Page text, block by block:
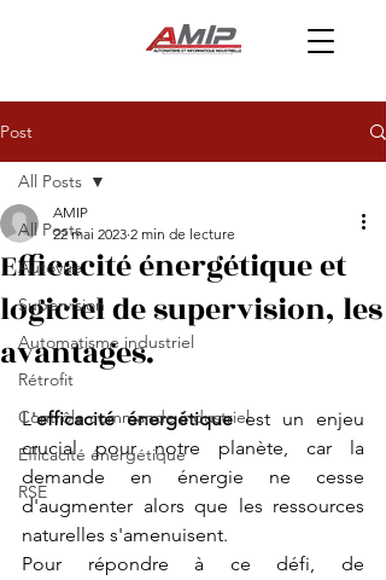
Post
All Posts
Autovue
Supervision
Automatisme industriel
Rétrofit
Contrôle commande industriel
Efficacité énergétique
RSE
All Posts
Efficacité énergétique et
logiciel de supervision, les
avantages.
AMIP
22 mai 2023 2 min de lecture
L'efficacité énergétique est un enjeu
crucial pour notre planète, car la
demande en énergie ne cesse
d'augmenter alors que les ressources
naturelles s'amenuisent.
Pour répondre à ce défi, de